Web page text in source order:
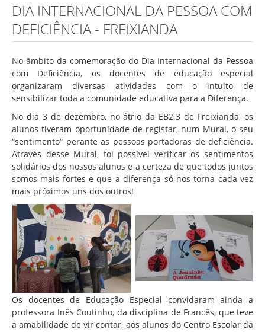
Serviços
Secretarias
Bibliotecas
Reprografias/Papelarias
Bufetes/Bares
Refeitórios
SPO
Contactos
DIA INTERNACIONAL DA PESSOA COM
DEFICIÊNCIA - FREIXIANDA
No âmbito da comemoração do Dia Internacional da Pessoa
com Deficiência, os docentes de educação especial
organizaram diversas atividades com o intuito de
sensibilizar toda a comunidade educativa para a Diferença.
No dia 3 de dezembro, no átrio da EB2.3 de Freixianda, os
alunos tiveram oportunidade de registar, num Mural, o seu
“sentimento” perante as pessoas portadoras de deficiência.
Através desse Mural, foi possível verificar os sentimentos
solidários dos nossos alunos e a certeza de que todos juntos
somos mais fortes e que a diferença só nos torna cada vez
mais próximos uns dos outros!
Os docentes de Educação Especial convidaram ainda a
professora Inês Coutinho, da disciplina de Francês, que teve
a amabilidade de vir contar, aos alunos do Centro Escolar da